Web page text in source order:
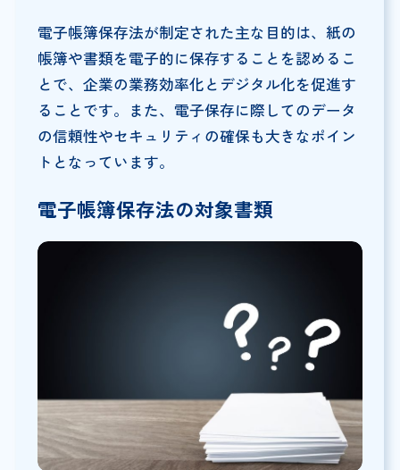
電子帳簿保存法が制定された主な目的は、紙の
帳簿や書類を電子的に保存することを認めるこ
とで、企業の業務効率化とデジタル化を促進す
ることです。また、電子保存に際してのデータ
の信頼性やセキュリティの確保も大きなポイン
トとなっています。
電子帳簿保存法の対象書類